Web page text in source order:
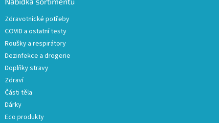
Zdravotnické potřeby
COVID a ostatní testy
Roušky a respirátory
Dezinfekce a drogerie
Doplňky stravy
Zdraví
Části těla
Dárky
Eco produkty